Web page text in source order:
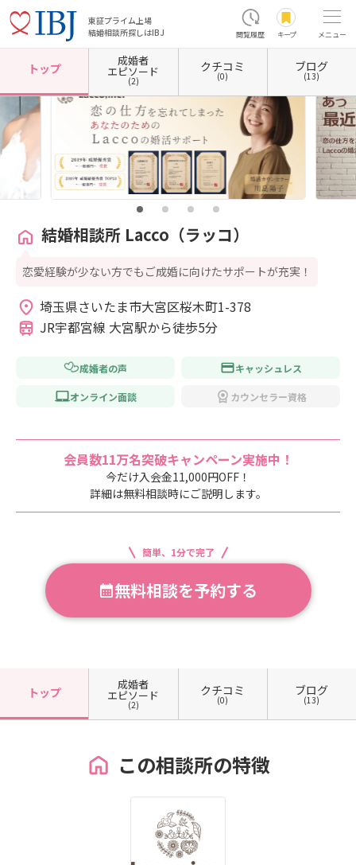
東証プライム上場
結婚相談所探しはIBJ
閲覧履歴 キープ メニュー
ホーム 埼玉県の結婚相談所 埼玉県さいたま市 埼玉県さいたま市大宮区 結婚相談所
トップ
成婚者
エピソード
(2)
クチコミ
(0)
ブログ
(13)
結婚相談所 Lacco（ラッコ）
恋愛経験が少ない方でもご成婚に向けたサポートが充実！
JR宇都宮線 大宮駅から徒歩5分
成婚者の声 キャッシュレス
オンライン面談 カウンセラー資格
会員数11万名突破キャンペーン実施中！
今だけ入会金11,000円OFF！
詳細は無料相談時にご説明します。
簡単、1分で完了
無料相談を予約する
トップ
成婚者
エピソード
(2)
クチコミ
(0)
ブログ
(13)
この相談所の特徴